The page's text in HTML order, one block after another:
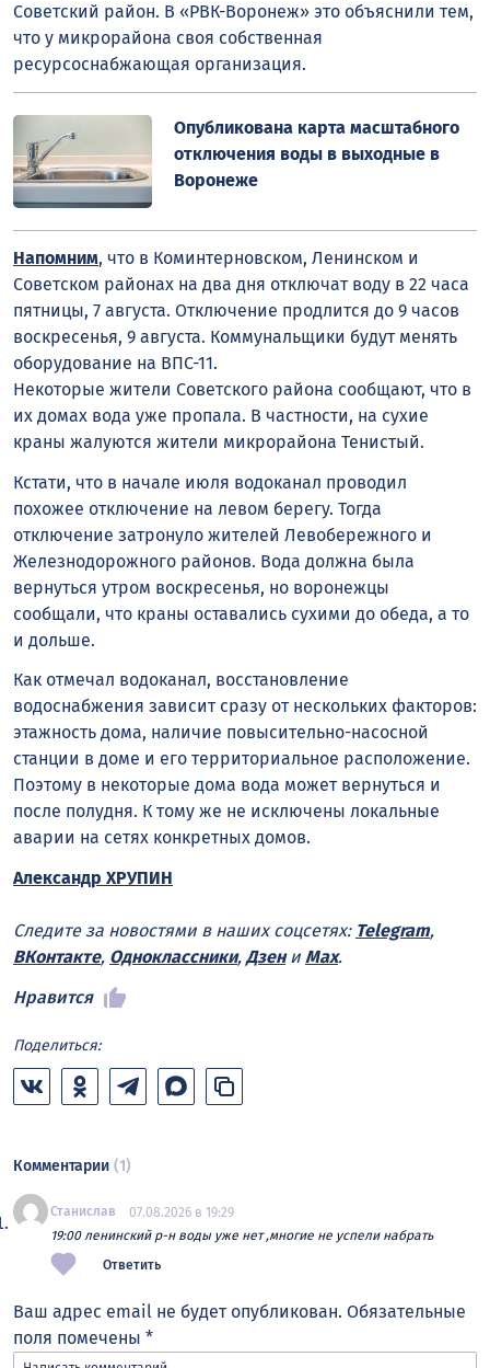
Советский район. В «РВК-Воронеж» это объяснили тем,
что у микрорайона своя собственная
ресурсоснабжающая организация.
Опубликована карта масштабного
отключения воды в выходные в
Воронеже
Напомним, что в Коминтерновском, Ленинском и
Советском районах на два дня отключат воду в 22 часа
пятницы, 7 августа. Отключение продлится до 9 часов
воскресенья, 9 августа. Коммунальщики будут менять
оборудование на ВПС-11.
Некоторые жители Советского района сообщают, что в
их домах вода уже пропала. В частности, на сухие
краны жалуются жители микрорайона Тенистый.
Кстати, что в начале июля водоканал проводил
похожее отключение на левом берегу. Тогда
отключение затронуло жителей Левобережного и
Железнодорожного районов. Вода должна была
вернуться утром воскресенья, но воронежцы
сообщали, что краны оставались сухими до обеда, а то
и дольше.
Как отмечал водоканал, восстановление
водоснабжения зависит сразу от нескольких факторов:
этажность дома, наличие повысительно-насосной
станции в доме и его территориальное расположение.
Поэтому в некоторые дома вода может вернуться и
после полудня. К тому же не исключены локальные
аварии на сетях конкретных домов.
Александр ХРУПИН
Следите за новостями в наших соцсетях: Telegram,
ВКонтакте, Одноклассники, Дзени Max.
Нравится
Поделиться:
Комментарии (1)
Станислав
07.08.2026 в 19:29
19:00 ленинский р-н воды уже нет ,многие не успели набрать
Ответить
Ваш адрес email не будет опубликован. Обязательные
поля помечены *